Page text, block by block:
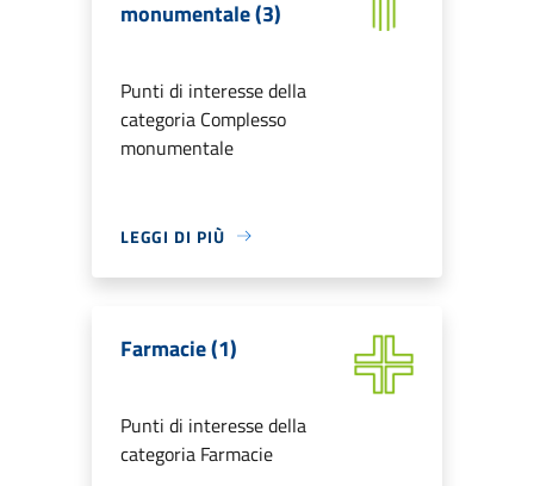
monumentale (3)
Punti di interesse della
categoria Complesso
monumentale
LEGGI DI PIÙ
Farmacie (1)
Punti di interesse della
categoria Farmacie